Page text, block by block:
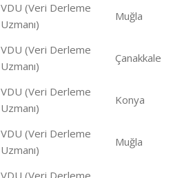
VDU (Veri Derleme
Uzmanı)
Muğla
VDU (Veri Derleme
Uzmanı)
Çanakkale
VDU (Veri Derleme
Uzmanı)
Konya
VDU (Veri Derleme
Uzmanı)
Muğla
VDU (Veri Derleme